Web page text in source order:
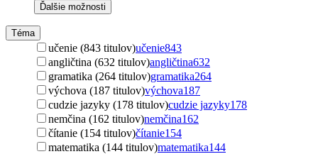
Ďalšie možnosti
Téma
učenie (843 titulov)učenie843
angličtina (632 titulov)angličtina632
gramatika (264 titulov)gramatika264
výchova (187 titulov)výchova187
cudzie jazyky (178 titulov)cudzie jazyky178
nemčina (162 titulov)nemčina162
čítanie (154 titulov)čítanie154
matematika (144 titulov)matematika144